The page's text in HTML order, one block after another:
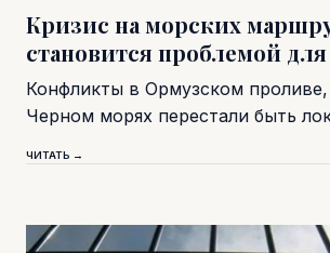
Кризис на морских
становится проблемой
Конфликты в Ормузском
Черном морях перестали быть
ЧИТАТЬ →